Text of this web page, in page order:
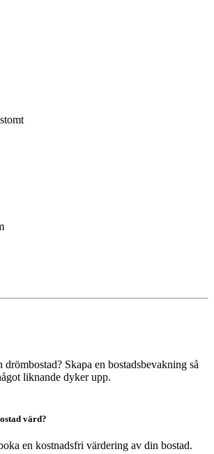
Skapa en bostadsbevakning så
liknande dyker upp.
värd?
en kostnadsfri värdering av din bostad.